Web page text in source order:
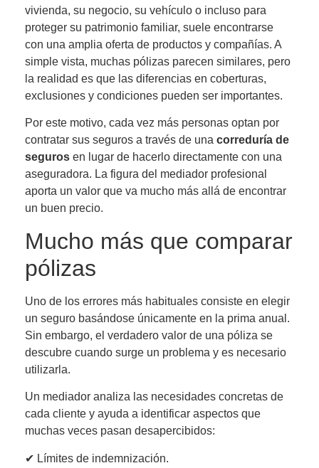
vivienda, su negocio, su vehículo o incluso para
proteger su patrimonio familiar, suele encontrarse
con una amplia oferta de productos y compañías. A
simple vista, muchas pólizas parecen similares, pero
la realidad es que las diferencias en coberturas,
exclusiones y condiciones pueden ser importantes.
Por este motivo, cada vez más personas optan por
contratar sus seguros a través de una correduría de
seguros en lugar de hacerlo directamente con una
aseguradora. La figura del mediador profesional
aporta un valor que va mucho más allá de encontrar
un buen precio.
Mucho más que comparar
pólizas
Uno de los errores más habituales consiste en elegir
un seguro basándose únicamente en la prima anual.
Sin embargo, el verdadero valor de una póliza se
descubre cuando surge un problema y es necesario
utilizarla.
Un mediador analiza las necesidades concretas de
cada cliente y ayuda a identificar aspectos que
muchas veces pasan desapercibidos:
✔ Límites de indemnización.